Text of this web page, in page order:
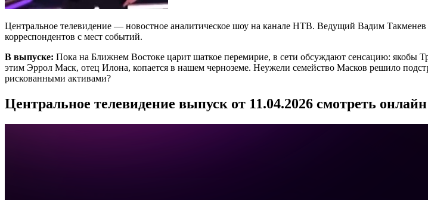
Центральное телевидение — новостное аналитическое шоу на канале НТВ. Ведущий Вадим
корреспондентов с мест событий.
В выпуске: Пока на Ближнем Востоке царит шаткое перемирие, в сети обсуждают сенсацию: якобы
этим Эррол Маск, отец Илона, копается в нашем черноземе. Неужели семейство Масков решило
рискованными активами?
Центральное телевидение выпуск от 11.04.2026 смотреть онлайн